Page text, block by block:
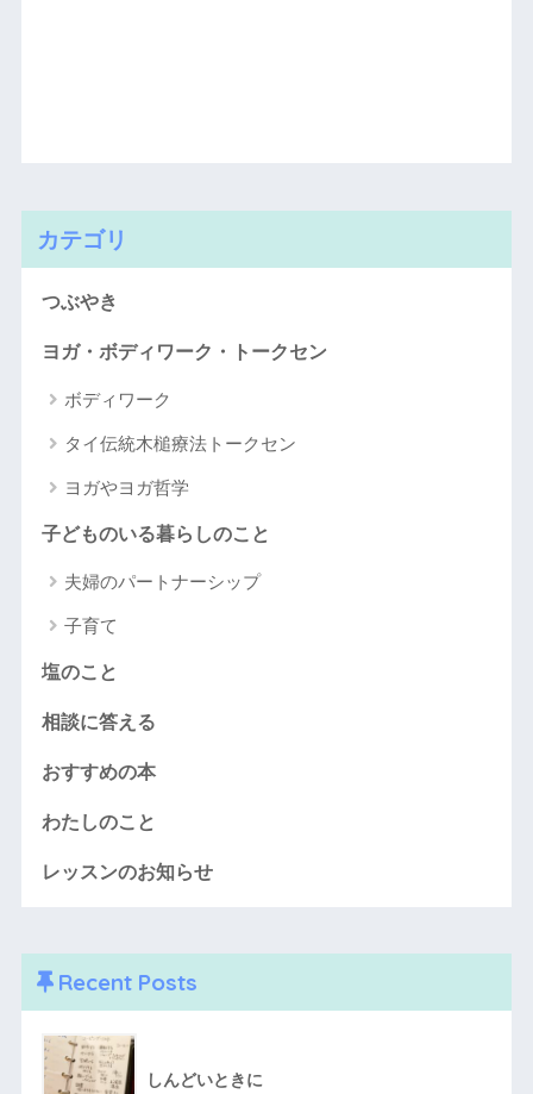
カテゴリ
つぶやき
ヨガ・ボディワーク・トークセン
ボディワーク
タイ伝統木槌療法トークセン
ヨガやヨガ哲学
子どものいる暮らしのこと
夫婦のパートナーシップ
子育て
塩のこと
相談に答える
おすすめの本
わたしのこと
レッスンのお知らせ
Recent Posts
しんどいときに